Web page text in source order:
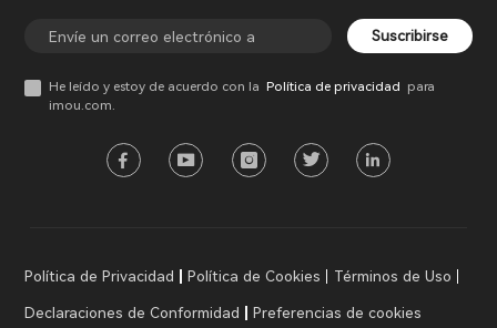
Suscribirse
He leído y estoy de acuerdo con la Política de privacidad para
imou.com.
Política de Privacidad Política de Cookies Términos de Uso
Declaraciones de Conformidad Preferencias de cookies